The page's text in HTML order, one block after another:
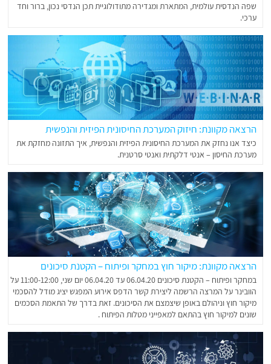
שפה הנדסית עולמית, המתארת ומגדירה מתודולוגיית תכן הנדסי נכון, ברור וחד
ערכי.
הרצאה מקוונת: חיזוק המערכת החיסונית הפיזית והנפשית
כיצד אנו נחזק את המערכת החיסונית הפיזית והנפשית, איך התזונה מחזקת את
מערכת החיסון – אנטי דלקתית ואנטי סרטנית.
הרצאה מקוונת: מיקור חוץ במחקר ופיתוח – הקטנת סיכונים
במחקר ופיתוח – הקטנת סיכונים 06.04.20 עד 06.04.20 יום שני, 11:00-12:00 על
הוובינר על המרצה הרשמה ליצירת קשר הדפס אירוע המפגש יציג מודל להסכמי
מיקור חוץ וניהולם באופן שיצמצם את הסיכונים. זאת בדרך של התאמת הסכמים
שונים למיקור חוץ בהתאם למאפייני מטלות הפיתוח .